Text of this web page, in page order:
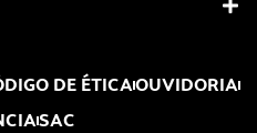
DE ÉTICAOUVIDORIA
SAC